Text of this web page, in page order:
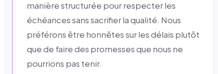
manière structurée pour respecter les
échéances sans sacrifier la qualité. Nous
préférons être honnêtes sur les délais plutôt
que de faire des promesses que nous ne
pourrions pas tenir.